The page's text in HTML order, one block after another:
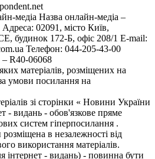
медіа Назва онлайн-медіа –
02091, місто Київ,
172-Б, офіс 208/1 E-mail:
Телефон: 044-205-43-00
– R40-06068
матеріалів, розміщених на
умови посилання на
зі сторінки « Новини України
- видань - обов'язкове пряме
систем гіперпосилання .
в незалежності від
використання матеріалів.
інтернет - видань) - повинна бути